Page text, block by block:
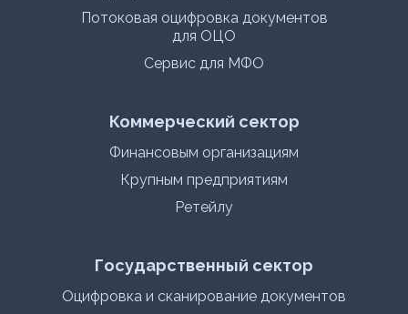
Потоковая оцифровка документов
для ОЦО
Сервис для МФО
Коммерческий сектор
Финансовым организациям
Крупным предприятиям
Ретейлу
Государственный сектор
Оцифровка и сканирование документов